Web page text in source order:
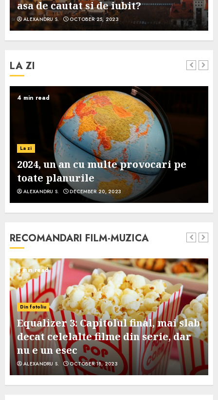
asa de cautat si de iubit?
ALEXANDRU S. OCTOBER 25, 2023
LA ZI
4 min read
La zi
2024, un an cu multe provocari pe
toate planurile
ALEXANDRU S. DECEMBER 20, 2023
RECOMANDARI FILM-MUZICA
3 min read
Din fotoliu
Equalizer 3: Capitolul final, mai slab
decat celelalte filme din serie, dar
nu e un esec
ALEXANDRU S. OCTOBER 18, 2023